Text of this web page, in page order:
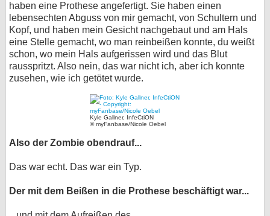
haben eine Prothese angefertigt. Sie haben einen
lebensechten Abguss von mir gemacht, von Schultern und
Kopf, und haben mein Gesicht nachgebaut und am Hals
eine Stelle gemacht, wo man reinbeißen konnte, du weißt
schon, wo mein Hals aufgerissen wird und das Blut
rausspritzt. Also nein, das war nicht ich, aber ich konnte
zusehen, wie ich getötet wurde.
Kyle Gallner, InfeCtiON
© myFanbase/Nicole Oebel
Also der Zombie obendrauf...
Das war echt. Das war ein Typ.
Der mit dem Beißen in die Prothese beschäftigt war...